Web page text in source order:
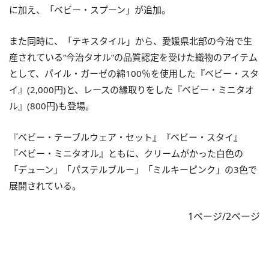
に加え、「ベビー・スプーン」が追加。
また同時に、「テキスタイル」から、愛媛県北部の今治で生
産されている“今治タオル”の品質認定を受けた織物のアイテム
として、パイル・ガーゼの綿100％を使用した『ベビー・スタ
イ』(2,000円)と、レースの縁取りをした『ベビー・ミニタオ
ル』(800円)も登場。
『ベビー・テーブルウェア・セット』『ベビー・スタイ』
『ベビー・ミニタオル』ともに、クリームがかった白色の
「デューン」「パステルブルー」「ミルキーピンク」の3色で
展開されている。
1ページ/2ページ